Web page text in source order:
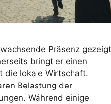
Präsenz gezeigt
bringt er einen
die lokale Wirtschaft.
Belastung der
Während einige